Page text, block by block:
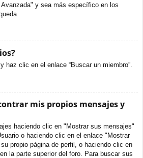
y sea más específico en los
haz clic en el enlace “Buscar un miembro”.
mis propios mensajes y
haciendo clic en "Mostrar sus mensajes"
o haciendo clic en el enlace "Mostrar
propio página de perfil, o haciendo clic en
la parte superior del foro. Para buscar sus